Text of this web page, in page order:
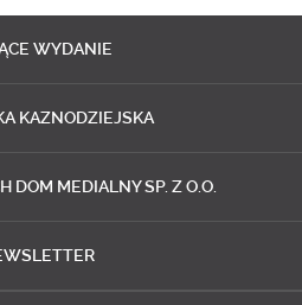
WYDANIE
KAZNODZIEJSKA
DOM MEDIALNY SP. Z O.O.